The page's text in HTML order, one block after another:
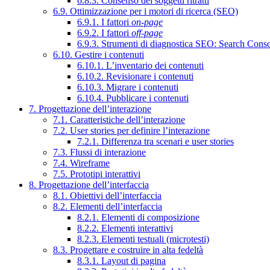
6.9. Ottimizzazione per i motori di ricerca (SEO)
6.9.1. I fattori on-page
6.9.2. I fattori off-page
6.9.3. Strumenti di diagnostica SEO: Search
6.10. Gestire i contenuti
6.10.1. L’inventario dei contenuti
6.10.2. Revisionare i contenuti
6.10.3. Migrare i contenuti
6.10.4. Pubblicare i contenuti
7. Progettazione dell’interazione
7.1. Caratteristiche dell’interazione
7.2. User stories per definire l’interazione
7.2.1. Differenza tra scenari e user stories
7.3. Flussi di interazione
7.4. Wireframe
7.5. Prototipi interattivi
8. Progettazione dell’interfaccia
8.1. Obiettivi dell’interfaccia
8.2. Elementi dell’interfaccia
8.2.1. Elementi di composizione
8.2.2. Elementi interattivi
8.2.3. Elementi testuali (microtesti)
8.3. Progettare e costruire in alta fedeltà
8.3.1. Layout di pagina